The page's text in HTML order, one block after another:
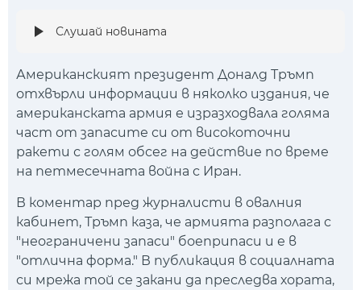
Слушай новината
Американският президент Доналд Тръмп
отхвърли информации в няколко издания, че
американската армия е изразходвала голяма
част от запасите си от високоточни
ракети с голям обсег на действие по време
на петмесечната война с Иран.
В коментар пред журналисти в овалния
кабинет, Тръмп каза, че армията разполага с
"неограничени запаси" боеприпаси и е в
"отлична форма." В публикация в социалната
си мрежа той се закани да преследва хората,